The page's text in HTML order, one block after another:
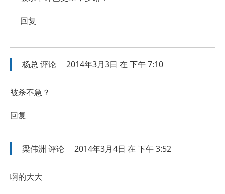
回复
杨总 评论 2014年3月3日 在 下午 7:10
被杀不急？
回复
梁伟洲 评论 2014年3月4日 在 下午 3:52
啊的大大